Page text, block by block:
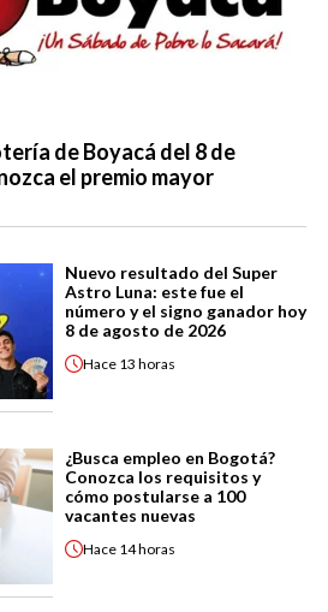
de Boyacá del 8 de
el premio mayor
Nuevo resultado del Super
Astro Luna: este fue el
número y el signo ganador hoy
8 de agosto de 2026
Hace 13 horas
¿Busca empleo en Bogotá?
Conozca los requisitos y
cómo postularse a 100
vacantes nuevas
Hace 14 horas